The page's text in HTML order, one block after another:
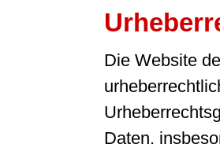
Die Website
Daten,